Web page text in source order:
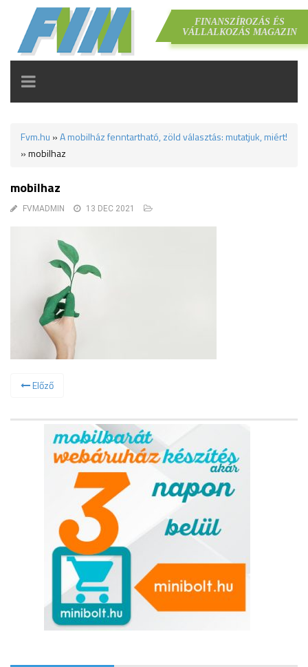
FINANSZÍROZÁS ÉS
VÁLLALKOZÁS MAGAZIN
TOGGLE
NAVIGATION
Fvm.hu »A mobilház fenntartható, zöld választás: mutatjuk, miért!
»mobilhaz
mobilhaz
FVMADMIN 13 DEC 2021
Előző